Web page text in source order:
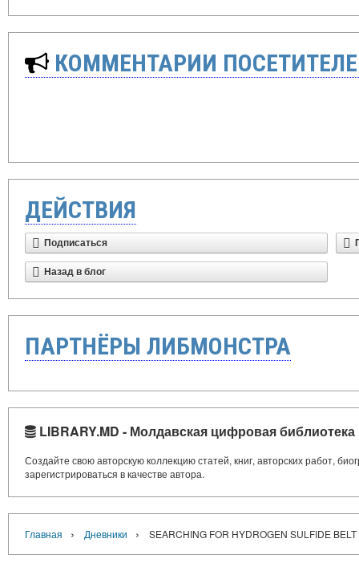
КОММЕНТАРИИ
ДЕЙСТВИЯ
Подписаться
Назад в блог
ПАРТНЁРЫ ЛИБМОНСТРА
LIBRARY.MD - Молдавская цифровая библиотека
Создайте свою авторскую коллекцию статей, книг, авторских работ,
зарегистрироваться в качестве автора.
Главная › Дневники › SEARCHING FOR HYDROGEN SULFIDE BELT